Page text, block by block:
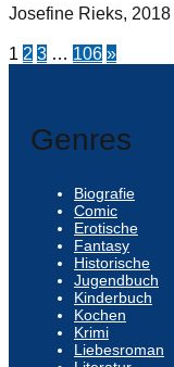
Josefine Rieks, 2018
1 2 3 … 106 »
Genres
Biografie
Comic
Erotische
Fantasy
Historische
Jugendbuch
Kinderbuch
Kochen
Krimi
Liebesroman